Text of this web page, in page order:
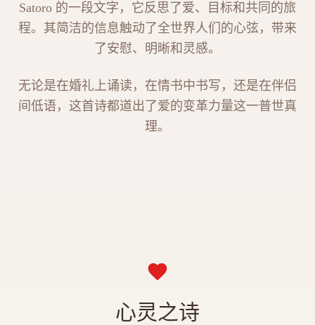
Satoro 的一段文字，它反思了爱、目标和共同的旅
程。其简洁的信息触动了全世界人们的心弦，带来
了安慰、明晰和灵感。
无论是在婚礼上诵读，在情书中书写，还是在伴侣
间低语，这首诗都道出了爱的变革力量这一普世真
理。
心灵之诗